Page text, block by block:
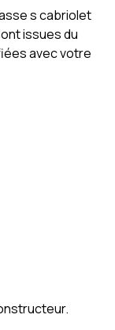
s cabriolet
issues du
avec votre